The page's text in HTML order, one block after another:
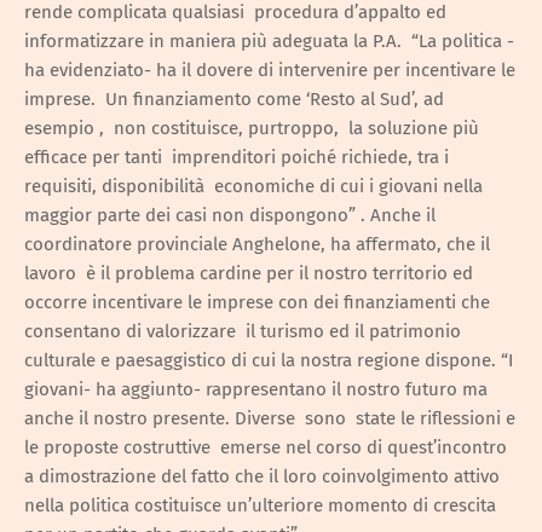
rende complicata qualsiasi procedura d’appalto ed
informatizzare in maniera più adeguata la P.A. “La politica -
ha evidenziato- ha il dovere di intervenire per incentivare le
imprese. Un finanziamento come ‘Resto al Sud’, ad
esempio , non costituisce, purtroppo, la soluzione più
efficace per tanti imprenditori poiché richiede, tra i
requisiti, disponibilità economiche di cui i giovani nella
maggior parte dei casi non dispongono” . Anche il
coordinatore provinciale Anghelone, ha affermato, che il
lavoro è il problema cardine per il nostro territorio ed
occorre incentivare le imprese con dei finanziamenti che
consentano di valorizzare il turismo ed il patrimonio
culturale e paesaggistico di cui la nostra regione dispone. “I
giovani- ha aggiunto- rappresentano il nostro futuro ma
anche il nostro presente. Diverse sono state le riflessioni e
le proposte costruttive emerse nel corso di quest’incontro
a dimostrazione del fatto che il loro coinvolgimento attivo
nella politica costituisce un’ulteriore momento di crescita